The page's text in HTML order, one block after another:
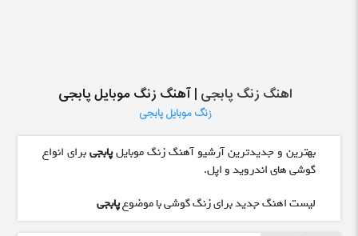
اهنگ زنگ پابجی | آهنگ زنگ موبایل پابجی
زنگ موبایل پابجی
بهترین و جدیدترین آرشیو آهنگ زنگ موبایلپابجیبرای انواع
گوشی های اندروید و اپل.
لیست اهنگ جدید برای زنگ گوشی با موضوعپابجی